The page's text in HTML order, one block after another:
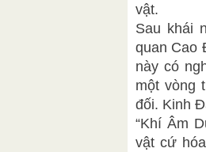
vật.
Sau khái
quan Cao
này có
một vòng
đối. Kinh
“Khí Âm
vật cứ